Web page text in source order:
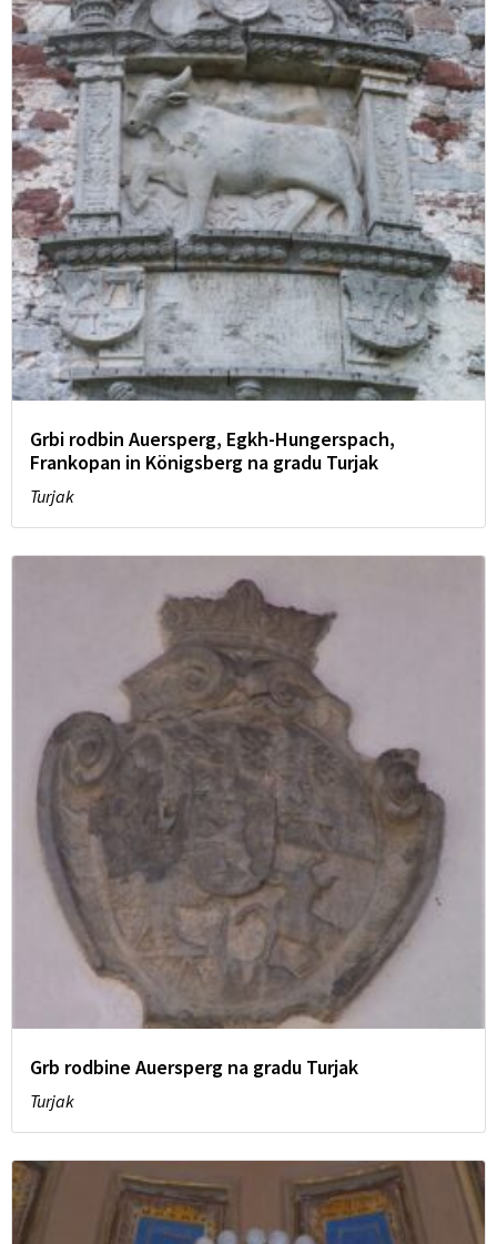
Grbi rodbin Auersperg, Egkh-Hungerspach,
Frankopan in Königsberg na gradu Turjak
Turjak
Grb rodbine Auersperg na gradu Turjak
Turjak